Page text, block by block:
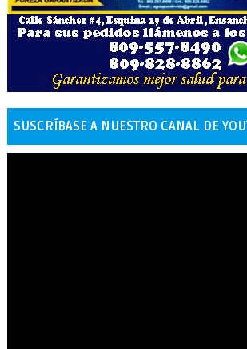
SUSCRÍBASE A NUESTRO CANAL DE